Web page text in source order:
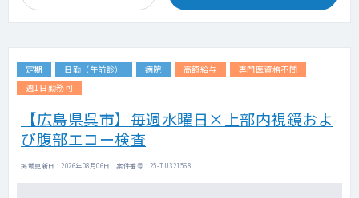
定期 日勤（午前診） 病院 高額給与
専門医資格不問
週1日勤務可
【広島県呉市】毎週水曜日×上部内視鏡およ
び腹部エコー検査
掲載更新日 : 2026年08月06日 案件番号 : 25-TU321568